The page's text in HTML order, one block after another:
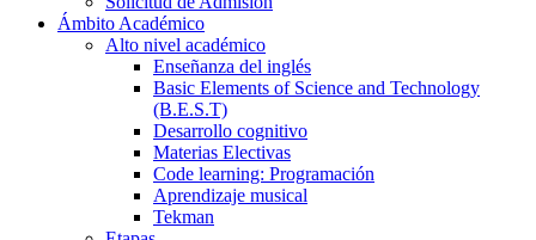
Ámbito Académico
Alto nivel académico
Enseñanza del inglés
Basic Elements of Science and Technology
(B.E.S.T)
Desarrollo cognitivo
Materias Electivas
Code learning: Programación
Aprendizaje musical
Tekman